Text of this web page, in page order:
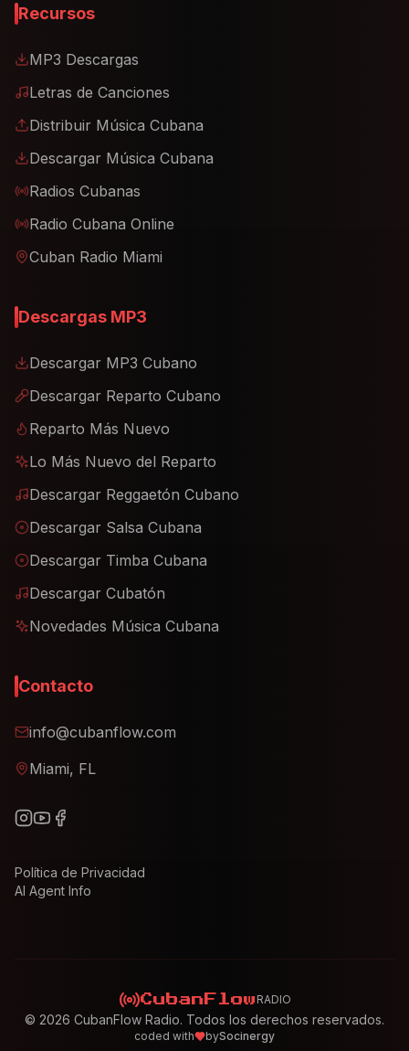
Recursos
MP3 Descargas
Letras de Canciones
Distribuir Música Cubana
Descargar Música Cubana
Radios Cubanas
Radio Cubana Online
Cuban Radio Miami
Descargas MP3
Descargar MP3 Cubano
Descargar Reparto Cubano
Reparto Más Nuevo
Lo Más Nuevo del Reparto
Descargar Reggaetón Cubano
Descargar Salsa Cubana
Descargar Timba Cubana
Descargar Cubatón
Novedades Música Cubana
Contacto
info@cubanflow.com
Miami, FL
Política de Privacidad
AI Agent Info
CubanFlow RADIO
© 2026 CubanFlow Radio. Todos los derechos reservados.
coded with bySocinergy